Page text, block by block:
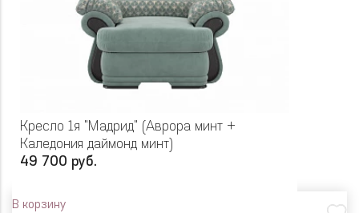
Кресло 1я "Мадрид" (Аврора минт +
Каледония даймонд минт)
49 700 руб.
В корзину